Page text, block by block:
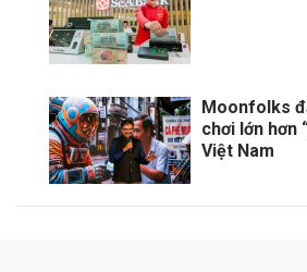
Moonfolks
chơi lớn hơn
Việt Nam